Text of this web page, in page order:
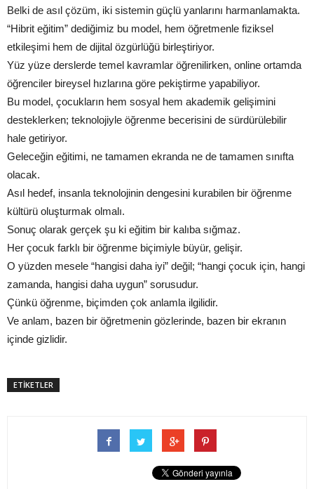
Belki de asıl çözüm, iki sistemin güçlü yanlarını harmanlamakta.
“Hibrit eğitim” dediğimiz bu model, hem öğretmenle fiziksel
etkileşimi hem de dijital özgürlüğü birleştiriyor.
Yüz yüze derslerde temel kavramlar öğrenilirken, online ortamda
öğrenciler bireysel hızlarına göre pekiştirme yapabiliyor.
Bu model, çocukların hem sosyal hem akademik gelişimini
desteklerken; teknolojiyle öğrenme becerisini de sürdürülebilir
hale getiriyor.
Geleceğin eğitimi, ne tamamen ekranda ne de tamamen sınıfta
olacak.
Asıl hedef, insanla teknolojinin dengesini kurabilen bir öğrenme
kültürü oluşturmak olmalı.
Sonuç olarak gerçek şu ki eğitim bir kalıba sığmaz.
Her çocuk farklı bir öğrenme biçimiyle büyür, gelişir.
O yüzden mesele “hangisi daha iyi” değil; “hangi çocuk için, hangi
zamanda, hangisi daha uygun” sorusudur.
Çünkü öğrenme, biçimden çok anlamla ilgilidir.
Ve anlam, bazen bir öğretmenin gözlerinde, bazen bir ekranın
içinde gizlidir.
ETİKETLER